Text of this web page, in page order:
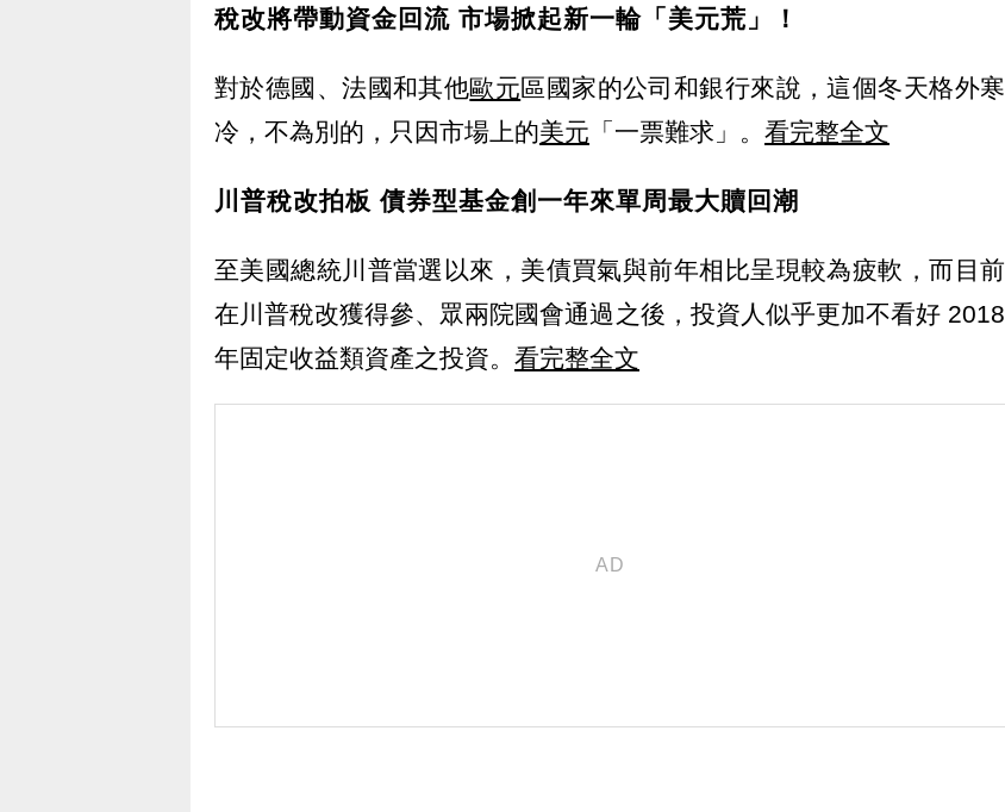
稅改將帶動資金回流 市場掀起新一輪「美元荒」！
對於德國、法國和其他歐元區國家的公司和銀行來說，這個冬天格外寒
冷，不為別的，只因市場上的美元 「一票難求」。 看完整全文
川普稅改拍板 債券型基金創一年來單周最大贖回潮
至美國總統川普當選以來，美債買氣與前年相比呈現較為疲軟，而目前
在川普稅改獲得參、眾兩院國會通過之後，投資人似乎更加不看好 2018
年固定收益類資產之投資。 看完整全文